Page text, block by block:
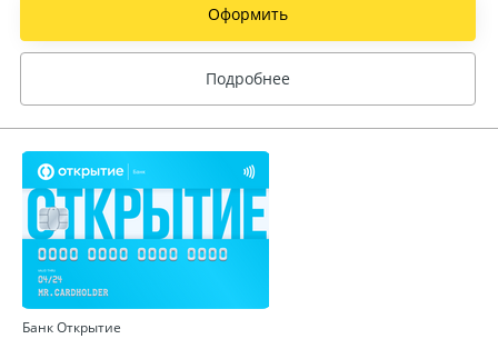
Оформить
Подробнее
Банк Открытие